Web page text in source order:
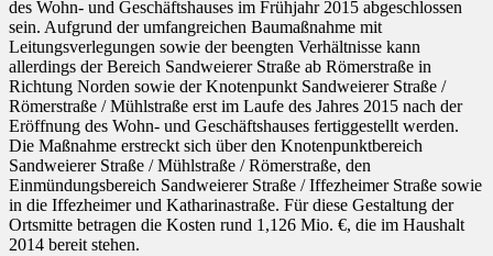
des Wohn- und Geschäftshauses im Frühjahr 2015 abgeschlossen
sein. Aufgrund der umfangreichen Baumaßnahme mit
Leitungsverlegungen sowie der beengten Verhältnisse kann
allerdings der Bereich Sandweierer Straße ab Römerstraße in
Richtung Norden sowie der Knotenpunkt Sandweierer Straße /
Römerstraße / Mühlstraße erst im Laufe des Jahres 2015 nach der
Eröffnung des Wohn- und Geschäftshauses fertiggestellt werden.
Die Maßnahme erstreckt sich über den Knotenpunktbereich
Sandweierer Straße / Mühlstraße / Römerstraße, den
Einmündungsbereich Sandweierer Straße / Iffezheimer Straße sowie
in die Iffezheimer und Katharinastraße. Für diese Gestaltung der
Ortsmitte betragen die Kosten rund 1,126 Mio. €, die im Haushalt
2014 bereit stehen.